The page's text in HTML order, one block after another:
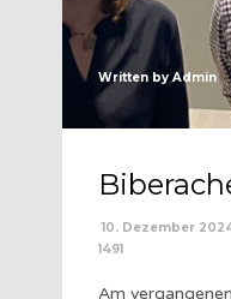
Written byAdmin
10. Dezember
1491
Am